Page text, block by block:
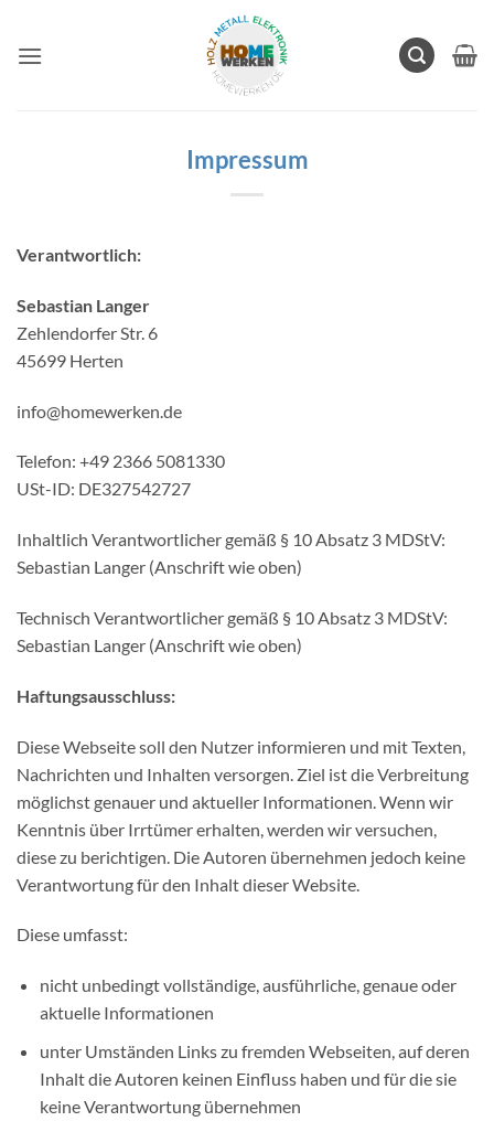
springen
Impressum
Verantwortlich:
Sebastian Langer
Zehlendorfer Str. 6
45699 Herten
info@homewerken.de
Telefon: +49 2366 5081330
USt-ID: DE327542727
Inhaltlich Verantwortlicher gemäß § 10 Absatz 3 MDStV:
Sebastian Langer (Anschrift wie oben)
Technisch Verantwortlicher gemäß § 10 Absatz 3 MDStV:
Sebastian Langer (Anschrift wie oben)
Haftungsausschluss:
Diese Webseite soll den Nutzer informieren und mit Texten,
Nachrichten und Inhalten versorgen. Ziel ist die Verbreitung
möglichst genauer und aktueller Informationen. Wenn wir
Kenntnis über Irrtümer erhalten, werden wir versuchen,
diese zu berichtigen. Die Autoren übernehmen jedoch keine
Verantwortung für den Inhalt dieser Website.
Diese umfasst:
nicht unbedingt vollständige, ausführliche, genaue oder
aktuelle Informationen
unter Umständen Links zu fremden Webseiten, auf deren
Inhalt die Autoren keinen Einfluss haben und für die sie
keine Verantwortung übernehmen